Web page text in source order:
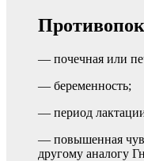
— почечная или
— беременность;
— период
— повышенная
другому аналогу